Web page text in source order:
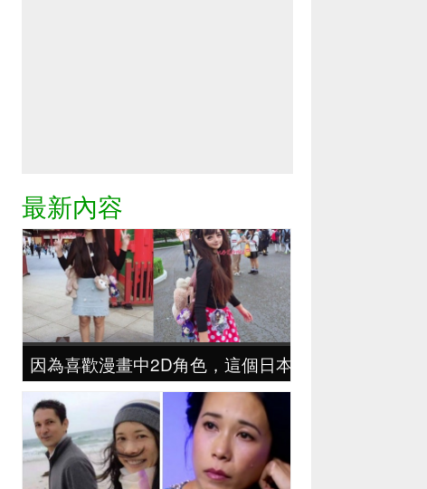
最新內容
因為喜歡漫畫中2D角色，這個日本妹子對自己臉瘋